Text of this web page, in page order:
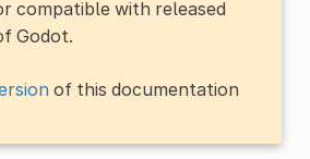
compatible with released
Godot.
of this documentation